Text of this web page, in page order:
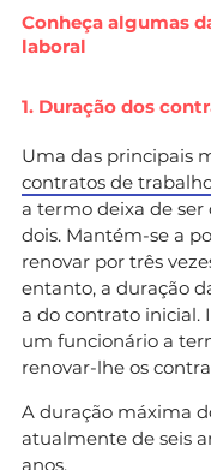
Conheça algumas
laboral
1. Duração dos
Uma das principais
contratos de
a termo deixa de ser
dois. Mantém-se a
renovar por três
entanto, a duração
a do contrato inicial.
um funcionário a
renovar-lhe os
A duração máxima
atualmente de seis
anos.